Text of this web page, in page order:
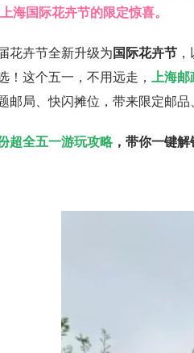
海国际花卉节的限定惊喜。
卉节全新升级为 国际花卉节
！这个五一，不用远走，
上海
邮局、快闪摊位，带来限定邮品
超全五一游玩攻略，带你一键解